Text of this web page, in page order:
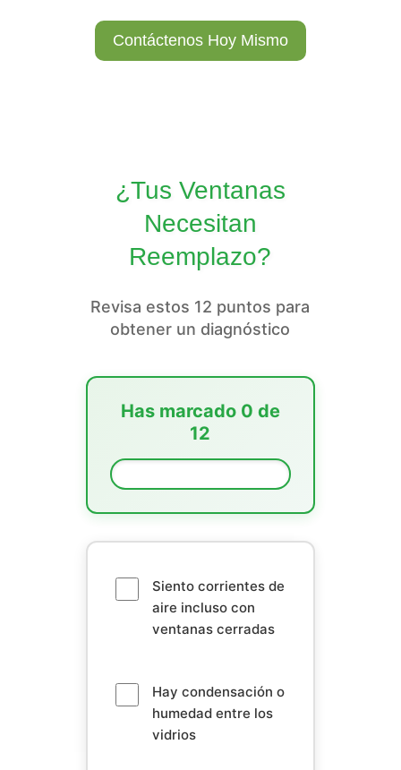
Contáctenos Hoy Mismo
¿Tus Ventanas
Necesitan
Reemplazo?
Revisa estos 12 puntos para
obtener un diagnóstico
Has marcado 0 de
12
0%
Siento corrientes de
aire incluso con
ventanas cerradas
Hay condensación o
humedad entre los
vidrios